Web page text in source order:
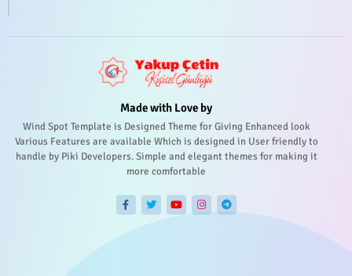
Made with Love by
Wind Spot Template is Designed Theme for Giving Enhanced look
Various Features are available Which is designed in User friendly to
handle by Piki Developers. Simple and elegant themes for making it
more comfortable